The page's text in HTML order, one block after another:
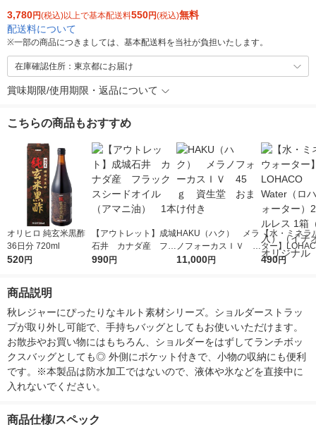
3,780円(税込)以上で基本配送料550円(税込)無料
配送料について
※一部の商品につきましては、基本配送料を当社が負担いたします。
在庫確認住所：東京都にお届け
賞味期限/使用期限・返品について
こちらの商品もおすすめ
オリヒロ 純玄米黒酢
36日分 720ml
520円
【アウトレット】成城
石井 カナダ産 フラ
ックスシードオイル
990円
HAKU（ハク） メラ
ノフォーカスＩＶ 4
5ｇ 資生堂 おまけ
11,000円
【水・ミネラ
ター】
r（ロハコウ
490円
商品説明
秋レジャーにぴったりなキルト素材シリーズ。ショルダーストラッ
プが取り外し可能で、手持ちバッグとしてもお使いいただけます。
お散歩やお買い物にはもちろん、ショルダーをはずしてランチボッ
クスバッグとしても◎ 外側にポケット付きで、小物の収納にも便利
です。※本製品は防水加工ではないので、液体や氷などを直接中に
入れないでください。
商品仕様/スペック